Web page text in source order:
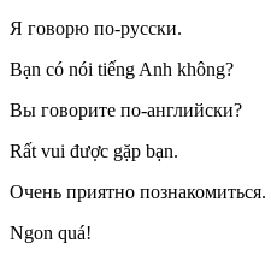
Я говорю по-русски.
Bạn có nói tiếng Anh không?
Вы говорите по-английски?
Rất vui được gặp bạn.
Очень приятно познакомиться.
Ngon quá!